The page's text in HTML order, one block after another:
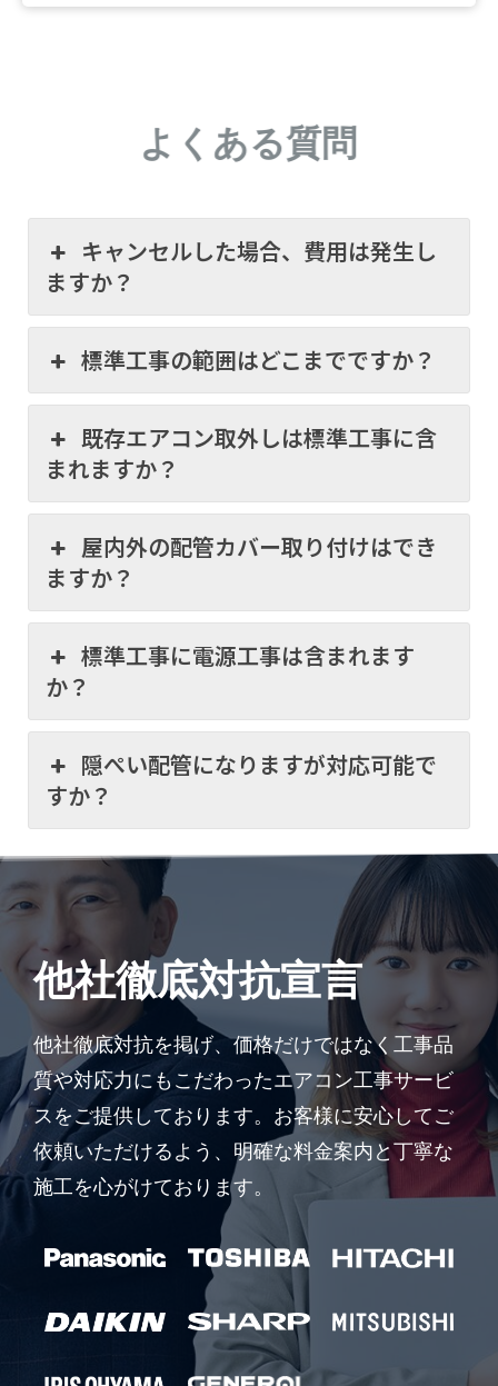
よくある質問
キャンセルした場合、費用は発生し
ますか？
標準工事の範囲はどこまでですか？
既存エアコン取外しは標準工事に含
まれますか？
屋内外の配管カバー取り付けはでき
ますか？
標準工事に電源工事は含まれます
か？
隠ぺい配管になりますが対応可能で
すか？
他社徹底対抗宣言
他社徹底対抗を掲げ、価格だけではなく工事品
質や対応力にもこだわったエアコン工事サービ
スをご提供しております。お客様に安心してご
依頼いただけるよう、明確な料金案内と丁寧な
施工を心がけております。